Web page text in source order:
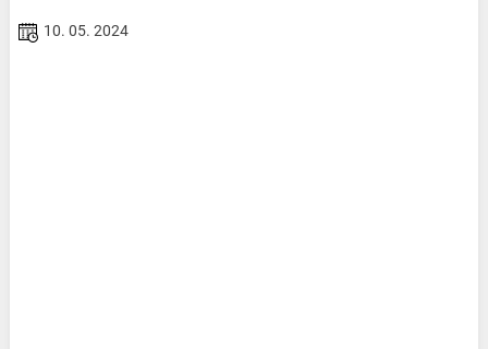
10. 05. 2024